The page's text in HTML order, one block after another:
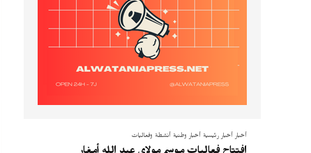
أخبار أخبار رئيسية أخبار وطنية أنشطة وفعاليات